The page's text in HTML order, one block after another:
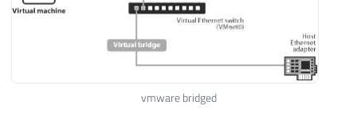
vmware bridged